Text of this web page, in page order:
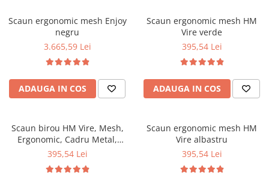
Saltele cu plasa de arcuri
Saltele cu spuma
Mobila bucatarie
Seturi mese si scaune bucatarie
Mobilier hol
Suporturi si rafturi pantofi
Portmantouri
Seturi mobilier hol
Stender haine
Suport pentru umerase
Scaun ergonomic mesh Enjoy
negru
3.665,59 Lei
ADAUGA IN COS
Scaun ergonomic mesh HM
Vire verde
395,54 Lei
ADAUGA IN COS
Scaun birou HM Vire, Mesh,
Ergonomic, Cadru Metal,
Tetiera cu piele ecologica,
balansare, 100 Kg, Gri
395,54 Lei
Scaun ergonomic mesh HM
Vire albastru
395,54 Lei